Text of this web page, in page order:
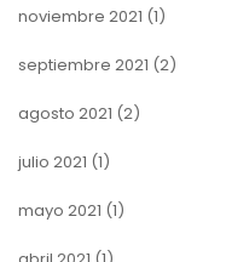
noviembre 2021 (1)
septiembre 2021 (2)
agosto 2021 (2)
julio 2021 (1)
mayo 2021 (1)